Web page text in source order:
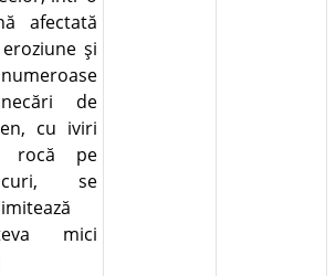
afectată
şi
de
cu iviri
rocă pe
se
mici